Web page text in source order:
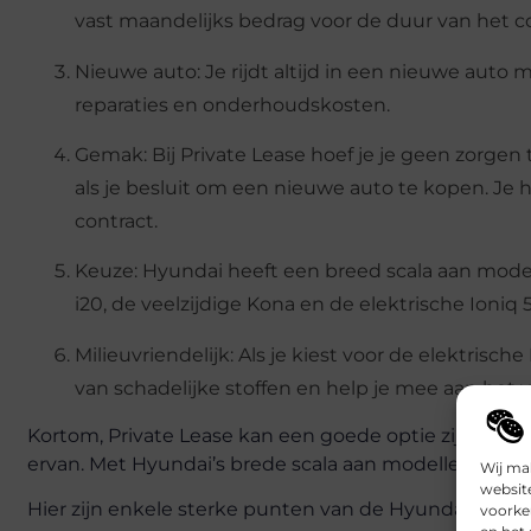
Wij
vast maandelijks bedrag voor de duur van het
Nieuwe auto: Je rijdt altijd in een nieuwe auto
reparaties en onderhoudskosten.
Gemak: Bij Private Lease hoef je je geen
als je besluit om een nieuwe auto te kopen. Je
contract.
Keuze: Hyundai heeft een breed scala aan
i20, de veelzijdige Kona en de elektrische Ioniq
Milieuvriendelijk: Als je kiest voor de
van schadelijke stoffen en help je mee aan het
Kortom, Private Lease kan een goede optie zijn als
ervan. Met Hyundai’s brede scala aan modellen en
Hier zijn enkele sterke punten van de Hyundai i10,